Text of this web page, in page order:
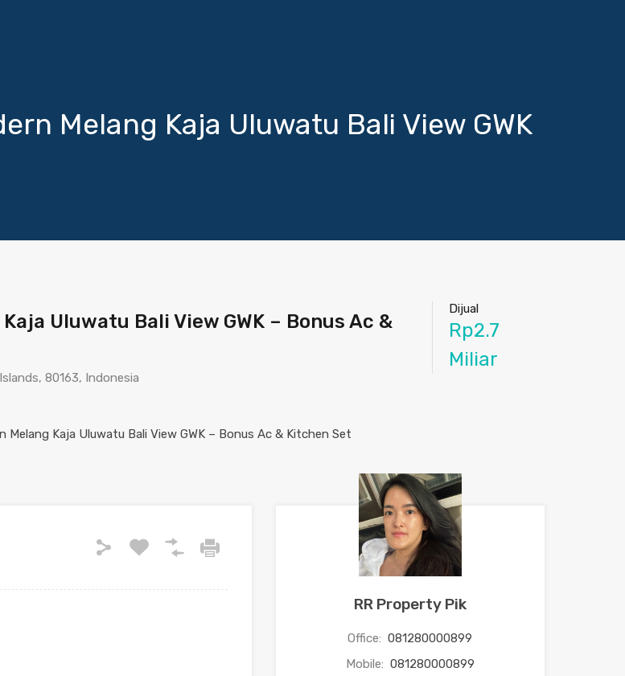
Melang Kaja Uluwatu Bali View GWK
Uluwatu Bali View GWK – Bonus Ac &
80163, Indonesia
Dijual
Rp2.7
Miliar
RR Property Pik
Office: 081280000899
Mobile: 081280000899